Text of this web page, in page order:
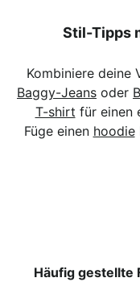
Stil-Tipps
Kombiniere deine
Baggy-Jeans oder
T-shirt für einen
Füge einen hoodie
Häufig gestellte